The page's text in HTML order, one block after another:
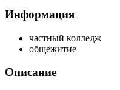
Информация
частный колледж
общежитие
Описание